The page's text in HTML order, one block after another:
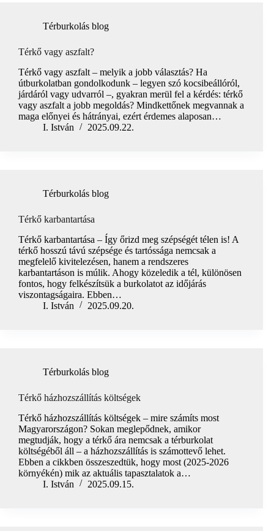
Térburkolás blog
Térkő vagy aszfalt?
Térkő vagy aszfalt – melyik a jobb választás? Ha
útburkolatban gondolkodunk – legyen szó kocsibeállóról,
járdáról vagy udvarról –, gyakran merül fel a kérdés: térkő
vagy aszfalt a jobb megoldás? Mindkettőnek megvannak a
maga előnyei és hátrányai, ezért érdemes alaposan…
I. István
2025.09.22.
Térburkolás blog
Térkő karbantartása
Térkő karbantartása – Így őrizd meg szépségét télen is! A
térkő hosszú távú szépsége és tartóssága nemcsak a
megfelelő kivitelezésen, hanem a rendszeres
karbantartáson is múlik. Ahogy közeledik a tél, különösen
fontos, hogy felkészítsük a burkolatot az időjárás
viszontagságaira. Ebben…
I. István
2025.09.20.
Térburkolás blog
Térkő házhozszállítás költségek
Térkő házhozszállítás költségek – mire számíts most
Magyarországon? Sokan meglepődnek, amikor
megtudják, hogy a térkő ára nemcsak a térburkolat
költségéből áll – a házhozszállítás is számottevő lehet.
Ebben a cikkben összeszedtük, hogy most (2025-2026
környékén) mik az aktuális tapasztalatok a…
I. István
2025.09.15.